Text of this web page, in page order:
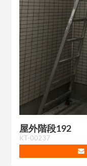
屋外階段192
KT-00237